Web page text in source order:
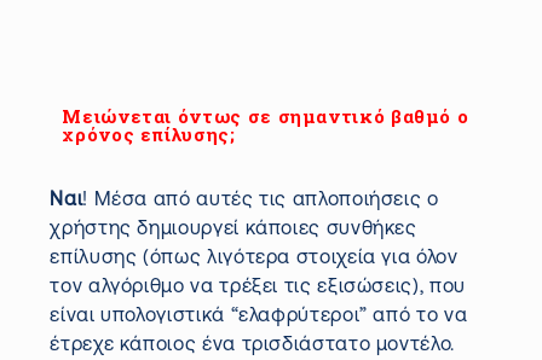
Μειώνεται όντως σε σημαντικό βαθμό ο
χρόνος επίλυσης;
Ναι! Μέσα από αυτές τις απλοποιήσεις ο
χρήστης δημιουργεί κάποιες συνθήκες
επίλυσης (όπως λιγότερα στοιχεία για όλον
τον αλγόριθμο να τρέξει τις εξισώσεις), που
είναι υπολογιστικά “ελαφρύτεροι” από το να
έτρεχε κάποιος ένα τρισδιάστατο μοντέλο.